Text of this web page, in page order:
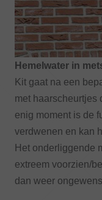
Hemelwater in
Kit gaat na een
met haarscheurtjes
enig moment is de
verdwenen en kan
Het onderliggende
extreem voorzien/
dan weer